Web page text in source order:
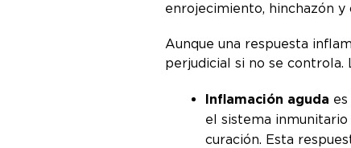
enrojecimiento, hinchazón y
Aunque una respuesta
perjudicial si no se controla.
Inflamación aguda
el sistema
curación. Esta